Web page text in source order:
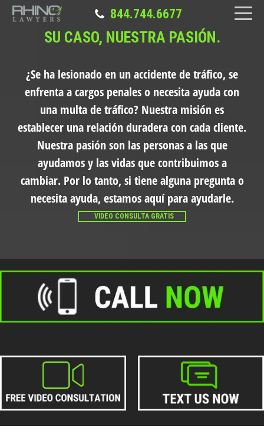
844.744.6677
SU CASO, NUESTRA PASIÓN.
¿Se ha lesionado en un accidente de tráfico, se
enfrenta a cargos penales o necesita ayuda con
una multa de tráfico? Nuestra misión es
establecer una relación duradera con cada cliente.
Nuestra pasión son las personas a las que
ayudamos y las vidas que contribuimos a
cambiar. Por lo tanto, si tiene alguna pregunta o
necesita ayuda, estamos aquí para ayudarle.
VIDEO CONSULTA GRATIS